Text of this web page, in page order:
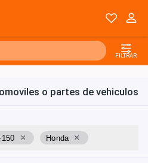
FILTRAR
o partes de vehiculos
× Honda ×